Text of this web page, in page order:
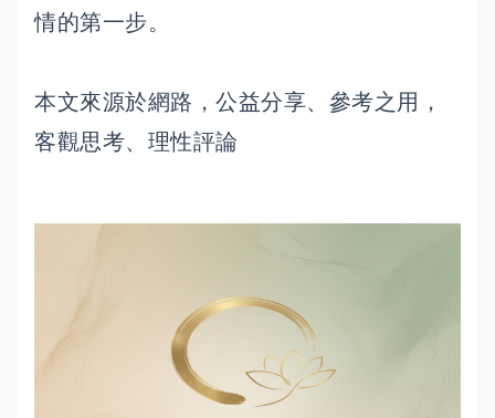
情的第一步。
本文來源於網路，公益分享、參考之用，
客觀思考、理性評論